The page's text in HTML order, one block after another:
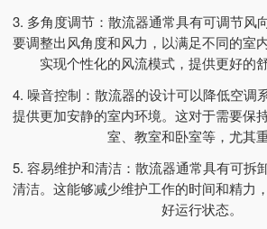
3. 多角度调节：散流器通常具有可调节风
要调整出风角度和风力，以满足不同的室
实现个性化的风流模式，提供更好的
4. 噪音控制：散流器的设计可以降低空调
提供更加安静的室内环境。这对于需要保
室、教室和卧室等，尤其重
5. 容易维护和清洁：散流器通常具有可拆
清洁。这能够减少维护工作的时间和精力
好运行状态。